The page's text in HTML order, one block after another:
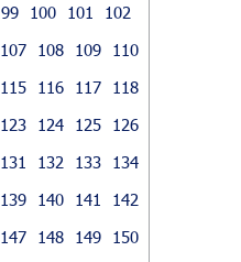
99 100 101
102
107 108 109
110
115 116 117
118
123 124 125
126
131 132 133
134
139 140 141
142
147 148 149
150